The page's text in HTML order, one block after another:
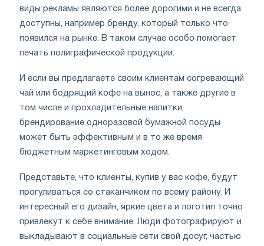
виды рекламы являются более дорогими и не всегда
доступны, например бренду, который только что
появился на рынке. В таком случае особо помогает
печать полиграфической продукции.
И если вы предлагаете своим клиентам согревающий
чай или бодрящий кофе на вынос, а также другие в
том числе и прохладительные напитки,
брендирование одноразовой бумажной посуды
может быть эффективным и в то же время
бюджетным маркетинговым ходом.
Представьте, что клиенты, купив у вас кофе, будут
прогуливаться со стаканчиком по всему району. И
интересный его дизайн, яркие цвета и логотип точно
привлекут к себе внимание. Люди фотографируют и
выкладывают в социальные сети свой досуг, частью